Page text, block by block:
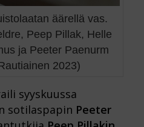
äärellä vas.
Peep Pillak, Helle
ja Peeter Paenurm
2023)
syyskuussa
sotilaspapin Peeter